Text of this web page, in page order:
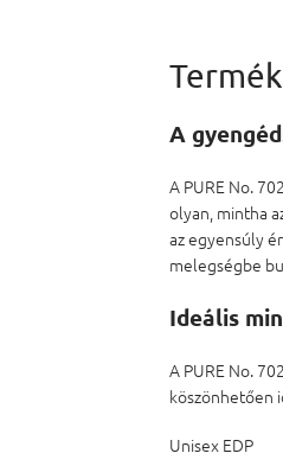
A
A PURE No.
olyan, mintha
az egyensúly
melegségbe
Ideális
A PURE No.
köszönhetően
Unisex EDP